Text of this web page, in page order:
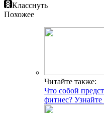
Класснуть
Похожее
Читайте также:
Что собой
фитнес?
ГДЕ ПРОХОДЯТ
ТРЕНИРОВКИ И КАК
УЛ. КРЫЛАТСКАЯ